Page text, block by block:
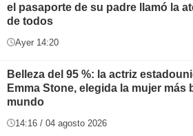
el pasaporte de su padre llamó la
de todos
Ayer 14:20
Belleza del 95 %: la actriz
Emma Stone, elegida la mujer más
mundo
14:16 / 04 agosto 2026